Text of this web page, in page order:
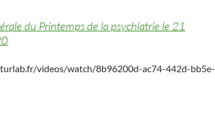
du Printemps de la psychiatrie le 21
videos/watch/8b96200d-ac74-442d-bb5e-